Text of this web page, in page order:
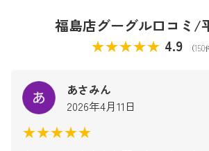
福島店グーグル口コミ/
★★★★★ 4.9 （150
あさみん
2026年4月11日
★★★★★